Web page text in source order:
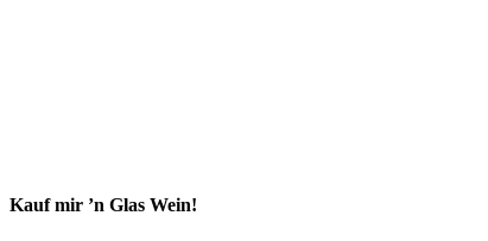
Kauf mir ’n Glas Wein!